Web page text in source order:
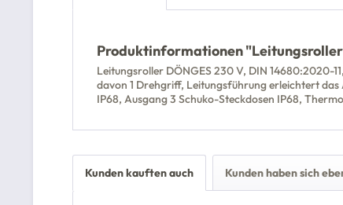
Produktinformationen
Leitungsroller DÖNGES 230 V, DIN 14680:2020-
davon 1 Drehgriff, Leitungsführung erleichtert
IP68, Ausgang 3 Schuko-Steckdosen IP68,
Kunden kauften auch Kunden haben sich